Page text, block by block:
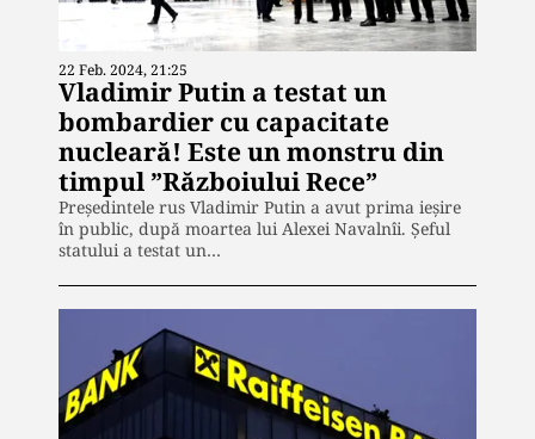
22 Feb. 2024, 21:25
Vladimir Putin a testat un
bombardier cu capacitate
nucleară! Este un monstru din
timpul ”Războiului Rece”
Preşedintele rus Vladimir Putin a avut prima ieșire
în public, după moartea lui Alexei Navalnîi. Șeful
statului a testat un…